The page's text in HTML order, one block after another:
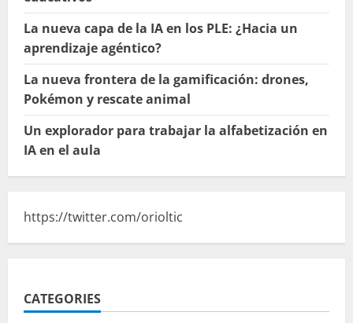
La nueva capa de la IA en los PLE: ¿Hacia un
aprendizaje agéntico?
La nueva frontera de la gamificación: drones,
Pokémon y rescate animal
Un explorador para trabajar la alfabetización en
IA en el aula
https://twitter.com/orioltic
CATEGORIES